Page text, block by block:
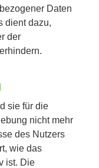
Daten
dient dazu,
der
sie für die
nicht mehr
des Nutzers
wie das
ist. Die